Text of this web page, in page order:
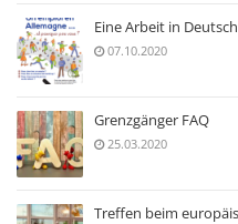
Eine Arbeit in
07.10.2020
Grenzgänger FAQ
25.03.2020
Treffen beim